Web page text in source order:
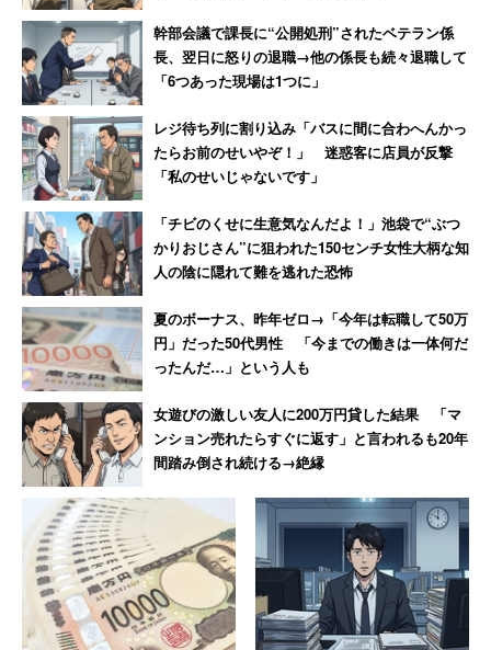
MCのイノッチは、1から3は「多少は誰にでもある」と言
いましたが、問題は4つめ。半年以上続く場合には、医師
の診断を受けて治療した方がよさそうです。
就活での挫折が原因で発症してしまった人も
社交不安障害の人が他人の顔（写真）を見た時の脳の反応
を調べてみると、危険を察知し不安や恐怖心を引き起こす
「扁桃体」という部分が強く反応します。それも相手が怒
りの表情のときだけでなく、笑顔に対しても常に恐怖を感
じているのです。
大学3年の就職活動をきっかけに、家から出るのも困難な
ほど人に会うのが怖くなった鈴木チカコさん（仮名・27
歳）は、胸の内をこう明かします。
「人の視線とか（が気になり）、自分自身はどんな
に頑張っても受け入れられることはないということ
が（就活を通じて）すごく根付いてしまって。この
幹部会議で課長に“公開処刑”されたベテラン係
長、翌日に怒りの退職→他の係長も続々退職して
「6つあった現場は1つに」
レジ待ち列に割り込み「バスに間に合わへんかっ
たらお前のせいやぞ！」 迷惑客に店員が反撃
「私のせいじゃないです」
「チビのくせに生意気なんだよ！」池袋で“ぶつ
かりおじさん”に狙われた150センチ女性大柄な知
人の陰に隠れて難を逃れた恐怖
夏のボーナス、昨年ゼロ→「今年は転職して50万
円」だった50代男性 「今までの働きは一体何だ
ったんだ…」という人も
女遊びの激しい友人に200万円貸した結果 「マ
ンション売れたらすぐに返す」と言われるも20年
間踏み倒され続ける→絶縁